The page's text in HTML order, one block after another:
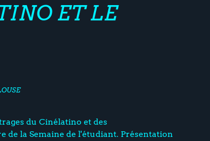
ET LE
du Cinélatino et des
de la Semaine de l'étudiant. Présentation